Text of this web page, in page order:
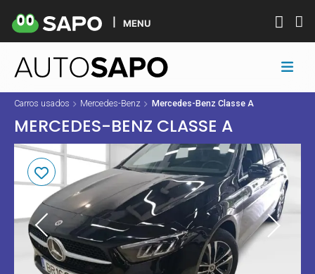
MENU
Carros usados Mercedes-Benz Mercedes-Benz Classe A
MERCEDES-BENZ CLASSE A